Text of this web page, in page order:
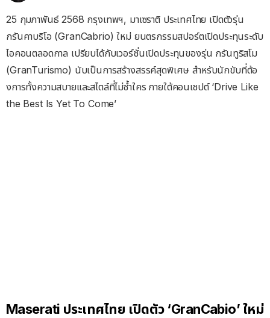
25 กุมภาพันธ์ 2568 กรุงเทพฯ, มาเซราติ ประเทศไทย เปิดตัวรุ่น
กรันคาบริโอ (GranCabrio) ใหม่ ยนตรกรรมสปอร์ตเปิดประทุนระดับ
ไอคอนตลอดกาล เปรียบได้กับเวอร์ชั่นเปิดประทุนของรุ่น กรันทูริสโม
(GranTurismo) นับเป็นการสร้างสรรค์สุดพิเศษ สำหรับนักขับที่ต้อ
งการทั้งความสบายและสไตล์ที่ไม่ซ้ำใคร ภายใต้คอนเซปต์ ‘Drive Like
the Best Is Yet To Come’
Maserati ประเทศไทย เปิดตัว ‘GranCabio’ ใหม่